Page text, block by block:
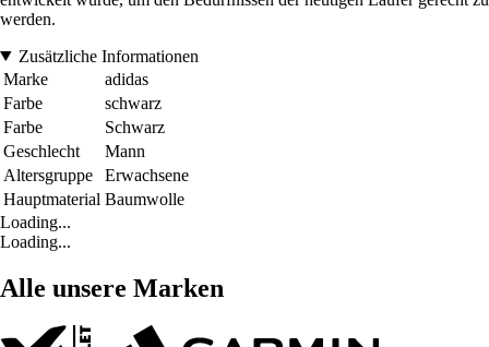
werden.
Zusätzliche Informationen
Marke
adidas
Farbe
schwarz
Farbe
Schwarz
Geschlecht
Mann
Altersgruppe
Erwachsene
Hauptmaterial Baumwolle
Loading...
Loading...
Alle unsere Marken